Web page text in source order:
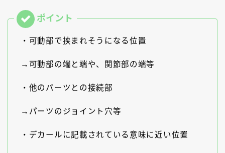
・可動部で挟まれそうになる位置
→可動部の端と端や、関節部の端等
・他のパーツとの接続部
→パーツのジョイント穴等
・デカールに記載されている意味に近い位置